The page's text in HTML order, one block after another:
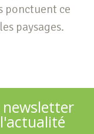
ponctuent ce
paysages.